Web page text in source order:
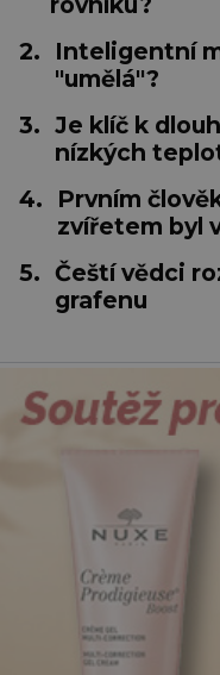
2.
Inteligentní
"umělá"?
3. Je klíč k
nízkých
4.
Prvním
zvířetem byl
5. Čeští vědci
grafenu